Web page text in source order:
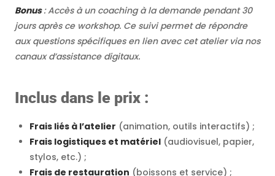
Bonus: Accès à un coaching à la demande pendant 30
jours après ce workshop. Ce suivi permet de répondre
aux questions spécifiques en lien avec cet atelier via nos
canaux d’assistance digitaux.
Inclus dans le prix :
Frais liés à l’atelier (animation, outils interactifs) ;
Frais logistiques et matériel (audiovisuel, papier,
stylos, etc.) ;
Frais de restauration (boissons et service) ;